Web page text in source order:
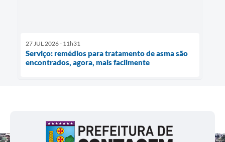
27 JUL 2026 - 11h31
Serviço: remédios para tratamento de asma são
encontrados, agora, mais facilmente